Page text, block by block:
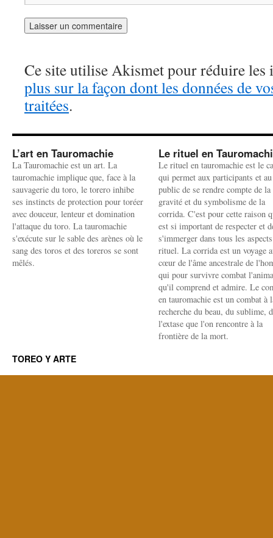
Ce site utilise Akismet pour réduire les
plus sur la façon dont les données de
traitées.
L’art en Tauromachie
La Tauromachie est un art. La
tauromachie implique que, face à la
sauvagerie du toro, le torero inhibe
ses instincts de protection pour toréer
avec douceur, lenteur et domination
l'attaque du toro. La tauromachie
s'exécute sur le sable des arènes où le
sang des toros et des toreros se sont
mêlés.
Le rituel en
Le rituel en tauromachie est le
qui permet aux participants et au
public de se rendre compte de la
gravité et du symbolisme de la
corrida. C'est pour cette raison
est si important de respecter et
s'immerger dans tous les
rituel. La corrida est un voyage
cœur de l'âme ancestrale de
qui pour survivre combat
qu'il comprend et admire. Le
en tauromachie est un combat à
recherche du beau, du sublime,
l'extase que l'on rencontre à la
frontière de la mort.
TOREO Y ARTE